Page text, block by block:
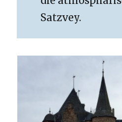
Satzvey.